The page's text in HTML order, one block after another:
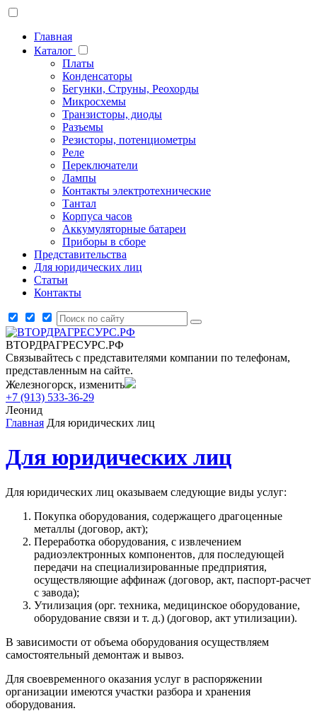
Главная
Каталог
Платы
Конденсаторы
Бегунки, Струны, Реохорды
Микросхемы
Транзисторы, диоды
Разъемы
Резисторы, потенциометры
Реле
Переключатели
Лампы
Контакты электротехнические
Тантал
Корпуса часов
Аккумуляторные батареи
Приборы в сборе
Представительства
Для юридических лиц
Статьи
Контакты
ВТОРДРАГРЕСУРС.РФ
Связывайтесь с представителями компании по телефонам,
представленным на сайте.
Железногорск, изменить
+7 (913) 533-36-29
Леонид
Главная Для юридических лиц
Для юридических лиц
Для юридических лиц оказываем следующие виды услуг:
Покупка оборудования, содержащего драгоценные
металлы (договор, акт);
Переработка оборудования, с извлечением
радиоэлектронных компонентов, для последующей
передачи на специализированные предприятия,
осуществляющие аффинаж (договор, акт, паспорт-расчет
с завода);
Утилизация (орг. техника, медицинское оборудование,
оборудование связи и т. д.) (договор, акт утилизации).
В зависимости от объема оборудования осуществляем
самостоятельный демонтаж и вывоз.
Для своевременного оказания услуг в распоряжении
организации имеются участки разбора и хранения
оборудования.